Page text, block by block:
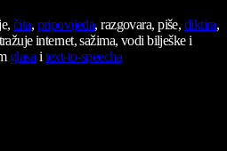
čita, pripovijeda, razgovara, piše, diktira,
internet, sažima, vodi bilješke i
glasaitext-to-speecha